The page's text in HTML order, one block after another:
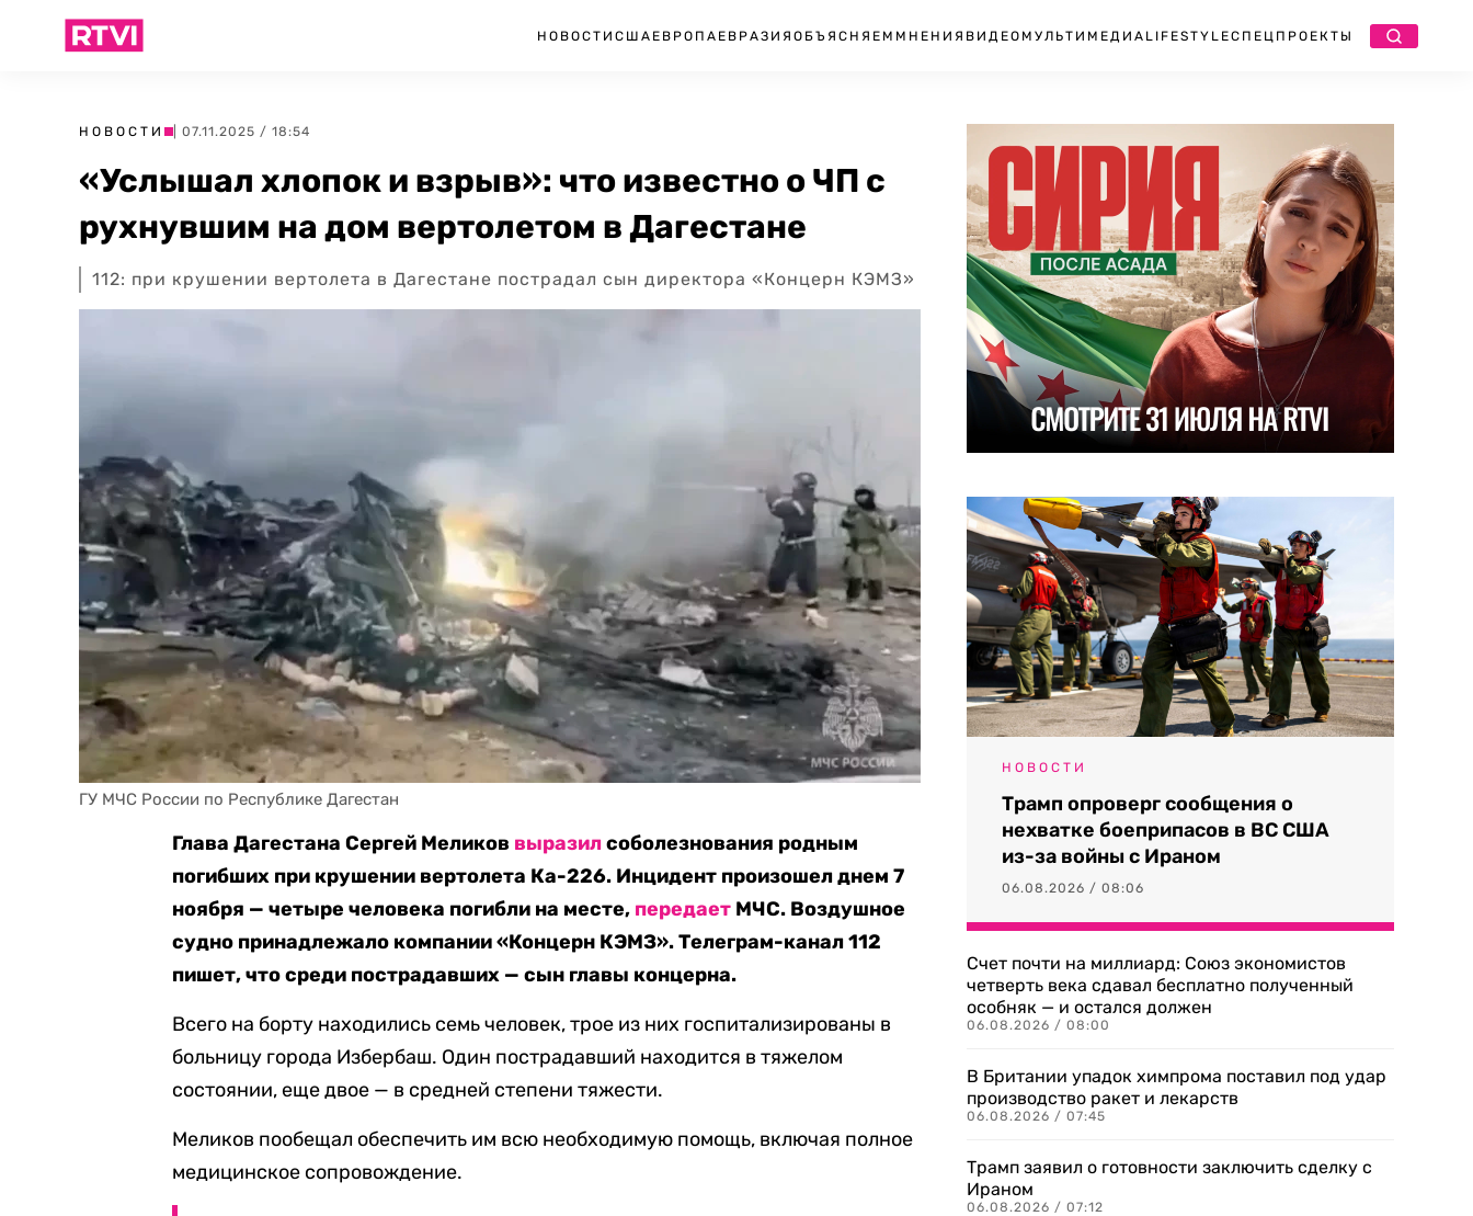
НОВОСТИ США ЕВРОПА ЕВРАЗИЯ ОБЪЯСНЯЕМ МНЕНИЯ ВИДЕО МУЛЬТИМЕДИА LIFESTYLEСПЕЦПРОЕКТЫ
НОВОСТИ | 07.11.2025 / 18:54
«Услышал хлопок и взрыв»: что известно о ЧП с
рухнувшим на дом вертолетом в Дагестане
112: при крушении вертолета в Дагестане пострадал сын директора «Концерн КЭМЗ»
ГУ МЧС России по Республике Дагестан
Глава Дагестана Сергей Меликов выразилсоболезнования родным
погибших при крушении вертолета Ка-226. Инцидент произошел днем 7
ноября — четыре человека погибли на месте, передает МЧС. Воздушное
судно принадлежало компании «Концерн КЭМЗ». Телеграм-канал 112
пишет, что среди пострадавших — сын главы концерна.
Всего на борту находились семь человек, трое из них госпитализированы в
больницу города Избербаш. Один пострадавший находится в тяжелом
состоянии, еще двое — в средней степени тяжести.
Меликов пообещал обеспечить им всю необходимую помощь, включая полное
медицинское сопровождение.
НОВОСТИ
Трамп опроверг сообщения о
нехватке боеприпасов в ВС США
из-за войны с Ираном
06.08.2026 / 08:06
Счет почти на миллиард: Союз экономистов
четверть века сдавал бесплатно полученный
особняк — и остался должен
06.08.2026 / 08:00
В Британии упадок химпрома поставил под удар
производство ракет и лекарств
06.08.2026 / 07:45
Трамп заявил о готовности заключить сделку с
Ираном
06.08.2026 / 07:12